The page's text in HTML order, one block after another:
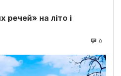
речей» на літо і
0